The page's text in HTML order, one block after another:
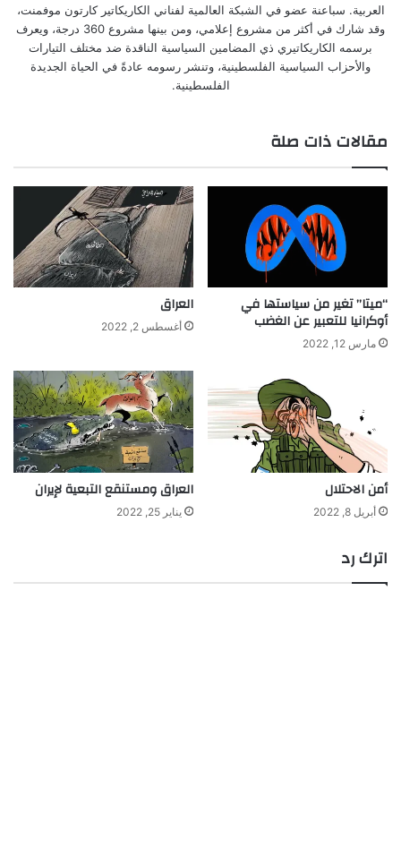
العربية. سباعنة عضو في الشبكة العالمية لفناني الكاريكاتير كارتون موفمنت،
وقد شارك في أكثر من مشروع إعلامي، ومن بينها مشروع 360 درجة، ويعرف
برسمه الكاريكاتيري ذي المضامين السياسية الناقدة ضد مختلف التيارات
والأحزاب السياسية الفلسطينية، وتنشر رسومه عادةً في الحياة الجديدة
الفلسطينية.
مقالات ذات صلة
“ميتا” تغير من سياستها في
أوكرانيا للتعبير عن الغضب
مارس 12, 2022
العراق
أغسطس 2, 2022
أمن الاحتلال
أبريل 8, 2022
العراق ومستنقع التبعية لإيران
يناير 25, 2022
اترك رد